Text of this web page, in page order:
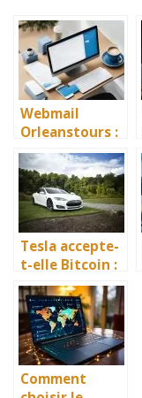
Webmail
Orleanstours :
Tout ce que
vous devez
savoir pour
optimiser
votre usage
Tesla accepte-
t-elle Bitcoin :
tout ce que
vous devez
savoir
Comment